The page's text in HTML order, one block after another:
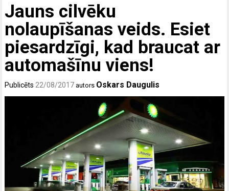
Jauns cilvēku
nolaupīšanas veids. Esiet
piesardzīgi, kad braucat ar
automašīnu viens!
Publicēts 22/08/2017 autors Oskars Daugulis